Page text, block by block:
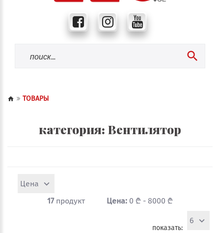
ТОВАРЫ
категория: Вентилятор
Цена
17продукт Цена: 0 ₾ - 8000 ₾
показать:
6